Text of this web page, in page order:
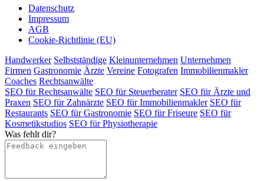
Datenschutz
Impressum
AGB
Cookie-Richtlinie (EU)
Handwerker Selbstständige Kleinunternehmen Unternehmen
Firmen Gastronomie Ärzte Vereine Fotografen Immobilienmakler
Coaches Rechtsanwälte
SEO für Rechtsanwälte SEO für Steuerberater SEO für Ärzte und
Praxen SEO für Zahnärzte SEO für Immobilienmakler SEO für
Restaurants SEO für Gastronomie SEO für Friseure SEO für
Kosmetikstudios SEO für Physiotherapie
Was fehlt dir?